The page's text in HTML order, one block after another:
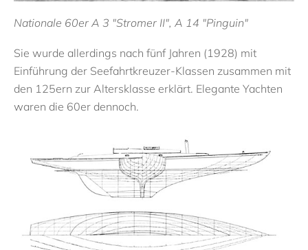
Nationale 60er A 3 "Stromer II", A 14 "Pinguin"
Sie wurde allerdings nach fünf Jahren (1928) mit
Einführung der Seefahrtkreuzer-Klassen zusammen mit
den 125ern zur Altersklasse erklärt. Elegante Yachten
waren die 60er dennoch.